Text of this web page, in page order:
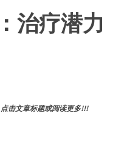
治疗潜力
击文章标题或阅读更多!!!